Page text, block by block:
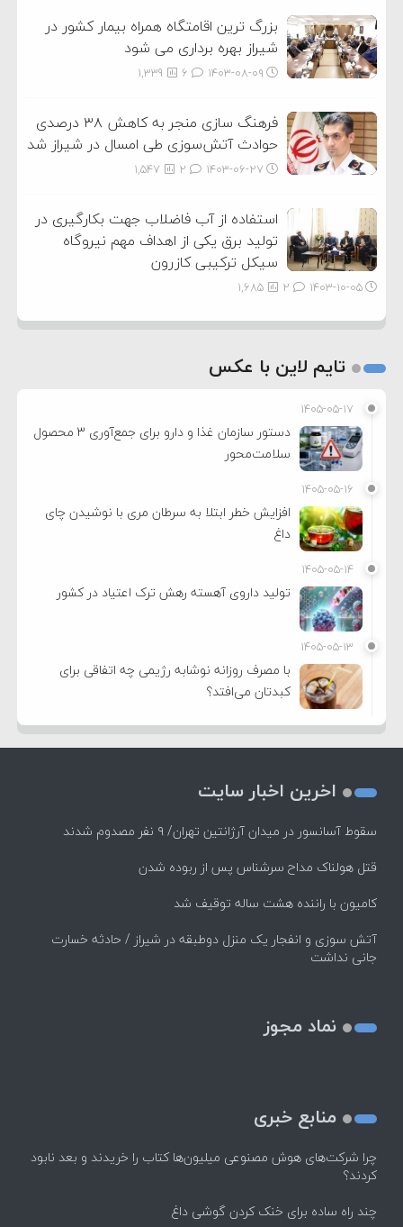
بزرگ ترین اقامتگاه همراه بیمار کشور در
شیراز بهره برداری می شود
۱۴۰۳-۰۸-۰۹ 1,339
فرهنگ سازی منجر به کاهش ۳۸ درصدی
حوادث آتش‌سوزی طی امسال در شیراز شد
۱۴۰۳-۰۶-۲۷ 1,547
استفاده از آب فاضلاب جهت بکارگیری در
تولید برق یکی از اهداف مهم نیروگاه
سیکل ترکیبی کازرون
۱۴۰۳-۱۰-۰۵ 1,685
تایم لاین با عکس
۱۴۰۵-۰۵-۱۷
دستور سازمان غذا و دارو برای جمع‌آوری ۳ محصول
سلامت‌محور
۱۴۰۵-۰۵-۱۶
افزایش خطر ابتلا به سرطان مری با نوشیدن چای
داغ
۱۴۰۵-۰۵-۱۴
تولید داروی آهسته رهش ترک اعتیاد در کشور
۱۴۰۵-۰۵-۱۳
با مصرف روزانه نوشابه رژیمی چه اتفاقی برای
کبدتان می‌افتد؟
اخرین اخبار سایت
سقوط آسانسور در میدان آرژانتین تهران/ ۹ نفر مصدوم شدند
قتل هولناک مداح سرشناس پس از ربوده شدن
کامیون با راننده هشت ساله توقیف شد
آتش سوزی و انفجار یک منزل دوطبقه در شیراز / حادثه خسارت
جانی نداشت
نماد مجوز
منابع خبری
چرا شرکت‌های هوش مصنوعی میلیون‌ها کتاب را خریدند و بعد نابود
کردند؟
چند راه‌ ساده برای خنک کردن گوشی داغ